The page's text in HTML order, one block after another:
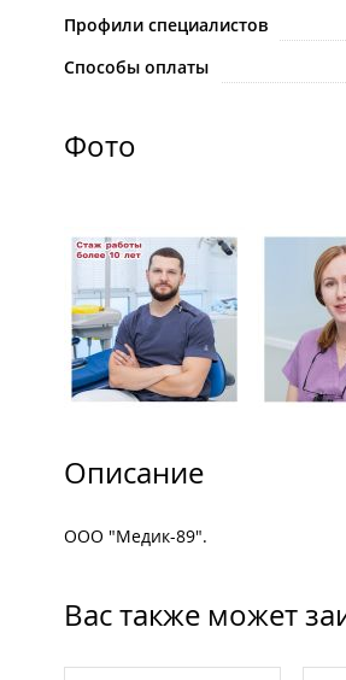
Профили специалистов
Способы оплаты
Фото
Описание
ООО "Медик-89".
Вас также может